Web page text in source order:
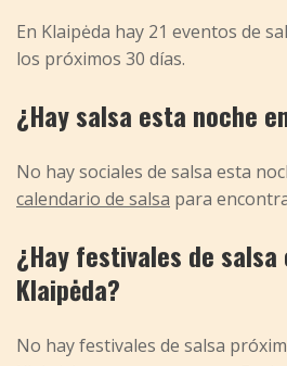
En Klaipėda hay 21 eventos de
los próximos 30 días.
¿Hay salsa esta noche
No hay sociales de salsa esta
calendario de salsa para
¿Hay festivales de salsa
Klaipėda?
No hay festivales de salsa